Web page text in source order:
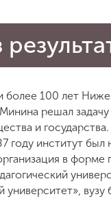
100 лет
решал задачу
и
году институт
в
университет»,